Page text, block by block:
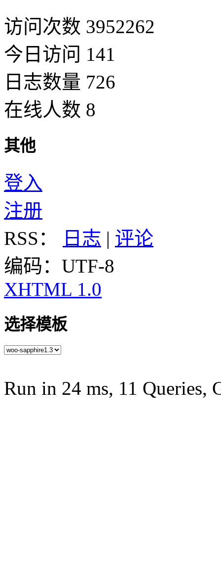
访问次数 3952262
今日访问 141
日志数量 726
在线人数 8
其他
登入
注册
RSS：
日志 | 评论
编码：UTF-8
XHTML 1.0
选择模板
Run in 24 ms, 11 Queries,